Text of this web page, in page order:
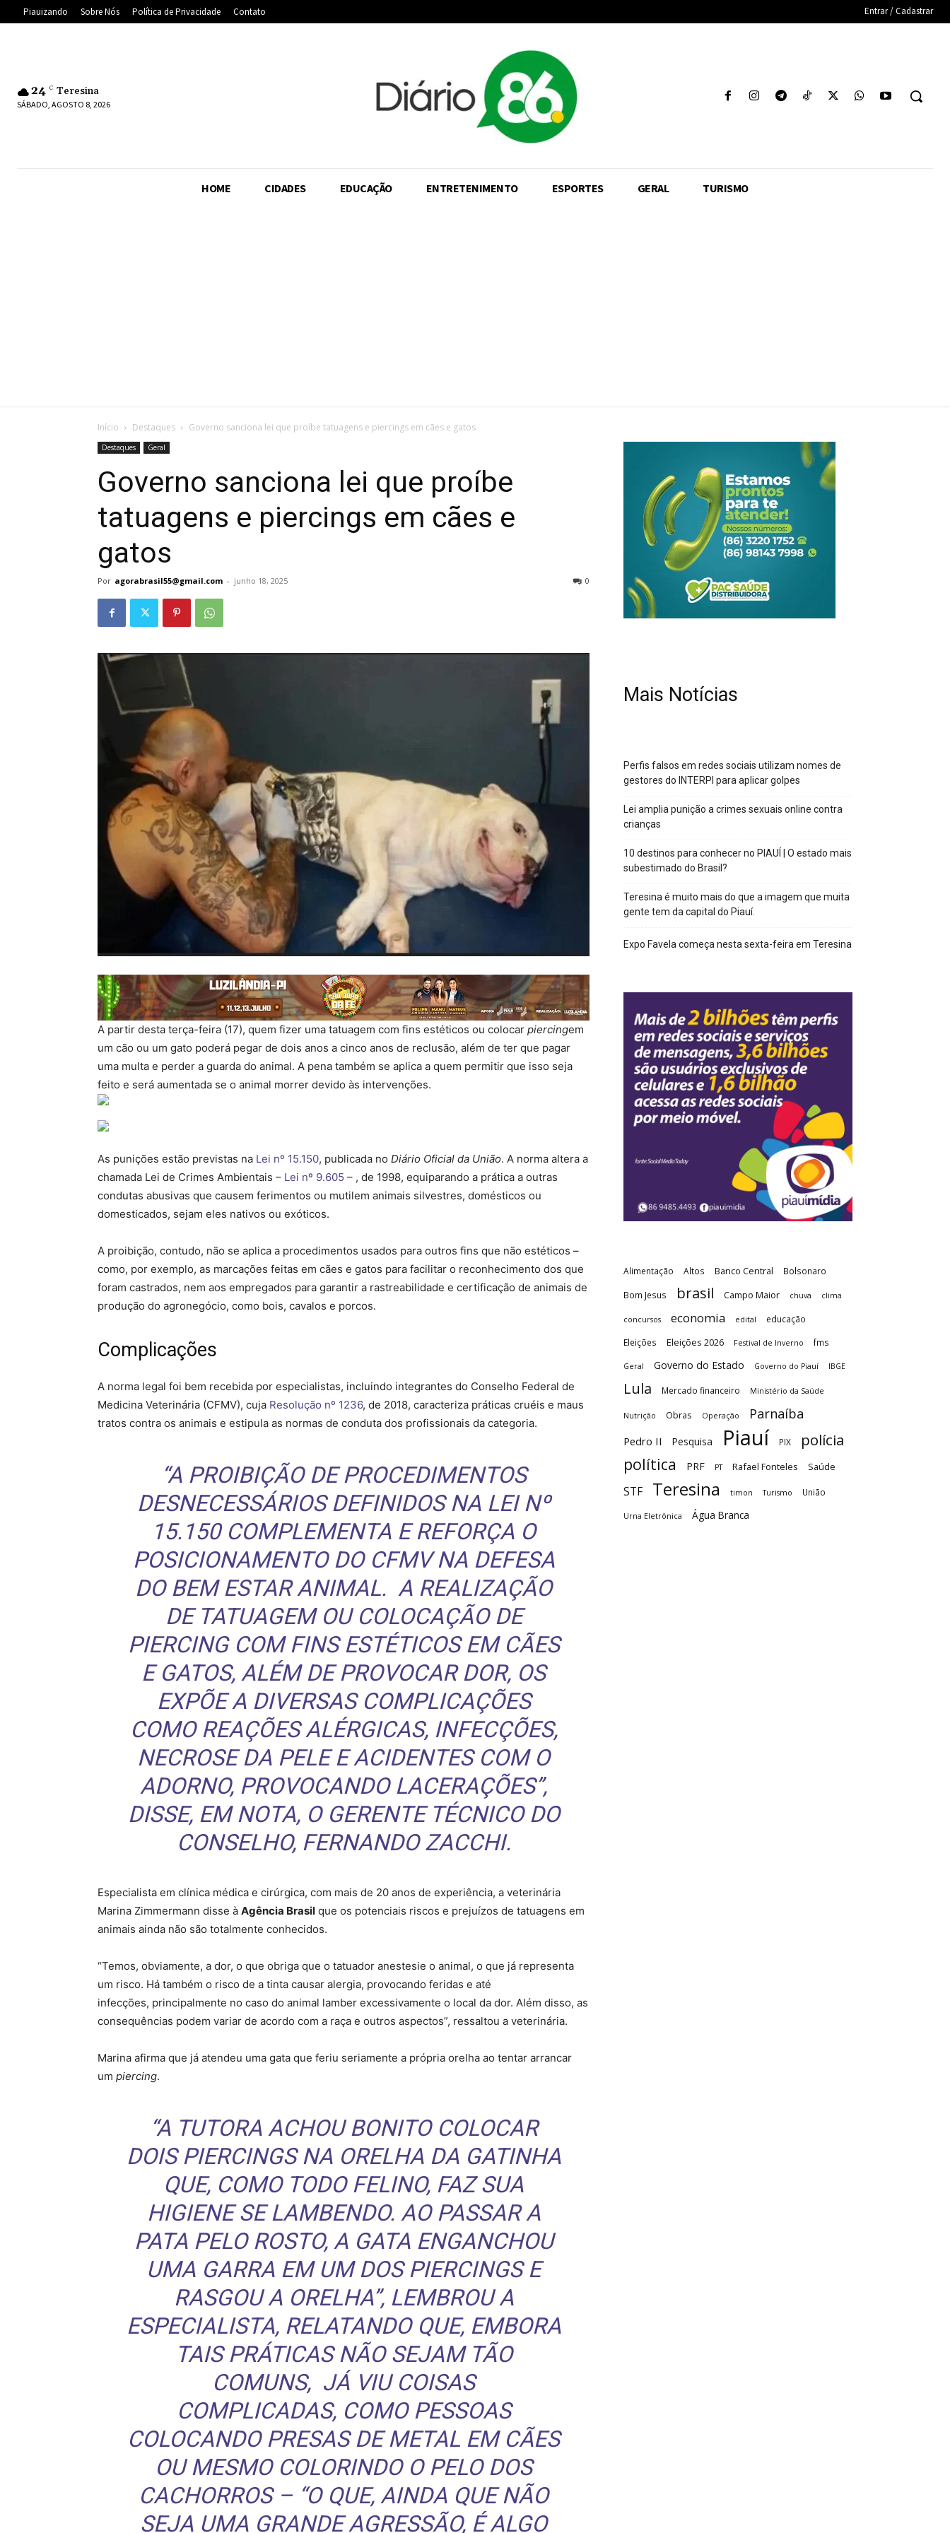
Piauizando Sobre Nós Política de Privacidade Contato Entrar / Cadastrar
24 C Teresina
SÁBADO, AGOSTO 8, 2026
HOME CIDADES EDUCAÇÃO ENTRETENIMENTO ESPORTES GERAL TURISMO
Início Destaques Governo sanciona lei que proíbe tatuagens e piercings em cães e gatos
Destaques Geral
Governo sanciona lei que proíbe
tatuagens e piercings em cães e
gatos
Por agorabrasil55@gmail.com - junho 18, 2025 0
A partir desta terça-feira (17), quem fizer uma tatuagem com fins estéticos ou colocar piercingem
um cão ou um gato poderá pegar de dois anos a cinco anos de reclusão, além de ter que pagar
uma multa e perder a guarda do animal. A pena também se aplica a quem permitir que isso seja
feito e será aumentada se o animal morrer devido às intervenções.
As punições estão previstas na Lei nº 15.150, publicada no Diário Oficial da União. A norma altera a
chamada Lei de Crimes Ambientais – Lei nº 9.605 – , de 1998, equiparando a prática a outras
condutas abusivas que causem ferimentos ou mutilem animais silvestres, domésticos ou
domesticados, sejam eles nativos ou exóticos.
A proibição, contudo, não se aplica a procedimentos usados para outros fins que não estéticos –
como, por exemplo, as marcações feitas em cães e gatos para facilitar o reconhecimento dos que
foram castrados, nem aos empregados para garantir a rastreabilidade e certificação de animais de
produção do agronegócio, como bois, cavalos e porcos.
Complicações
A norma legal foi bem recebida por especialistas, incluindo integrantes do Conselho Federal de
Medicina Veterinária (CFMV), cuja Resolução nº 1236, de 2018, caracteriza práticas cruéis e maus
tratos contra os animais e estipula as normas de conduta dos profissionais da categoria.
“A PROIBIÇÃO DE PROCEDIMENTOS
DESNECESSÁRIOS DEFINIDOS NA LEI Nº
15.150 COMPLEMENTA E REFORÇA O
POSICIONAMENTO DO CFMV NA DEFESA
DO BEM ESTAR ANIMAL. A REALIZAÇÃO
DE TATUAGEM OU COLOCAÇÃO DE
PIERCING COM FINS ESTÉTICOS EM CÃES
E GATOS, ALÉM DE PROVOCAR DOR, OS
EXPÕE A DIVERSAS COMPLICAÇÕES
COMO REAÇÕES ALÉRGICAS, INFECÇÕES,
NECROSE DA PELE E ACIDENTES COM O
ADORNO, PROVOCANDO LACERAÇÕES”,
DISSE, EM NOTA, O GERENTE TÉCNICO DO
CONSELHO, FERNANDO ZACCHI.
Especialista em clínica médica e cirúrgica, com mais de 20 anos de experiência, a veterinária
Marina Zimmermann disse à Agência Brasil que os potenciais riscos e prejuízos de tatuagens em
animais ainda não são totalmente conhecidos.
“Temos, obviamente, a dor, o que obriga que o tatuador anestesie o animal, o que já representa
um risco. Há também o risco de a tinta causar alergia, provocando feridas e até
infecções, principalmente no caso do animal lamber excessivamente o local da dor. Além disso, as
consequências podem variar de acordo com a raça e outros aspectos”, ressaltou a veterinária.
Marina afirma que já atendeu uma gata que feriu seriamente a própria orelha ao tentar arrancar
um piercing.
“A TUTORA ACHOU BONITO COLOCAR
DOISPIERCINGSNA ORELHA DA GATINHA
QUE, COMO TODO FELINO, FAZ SUA
HIGIENE SE LAMBENDO. AO PASSAR A
PATA PELO ROSTO, A GATA ENGANCHOU
UMA GARRA EM UM DOS PIERCINGS E
RASGOU A ORELHA”, LEMBROU A
ESPECIALISTA, RELATANDO QUE, EMBORA
TAIS PRÁTICAS NÃO SEJAM TÃO
COMUNS, JÁ VIU COISAS
COMPLICADAS, COMO PESSOAS
COLOCANDO PRESAS DE METAL EM CÃES
OU MESMO COLORINDO O PELO DOS
CACHORROS – “O QUE, AINDA QUE NÃO
SEJA UMA GRANDE AGRESSÃO, É ALGO
Mais Notícias
Perfis falsos em redes sociais utilizam nomes de
gestores do INTERPI para aplicar golpes
Lei amplia punição a crimes sexuais online contra
crianças
10 destinos para conhecer no PIAUÍ | O estado mais
subestimado do Brasil?
Teresina é muito mais do que a imagem que muita
gente tem da capital do Piauí.
Expo Favela começa nesta sexta-feira em Teresina
Alimentação Altos Banco Central Bolsonaro
Bom Jesus brasil Campo Maior chuva clima
concursos economia edital educação
Eleições Eleições 2026 Festival de Inverno fms
Geral Governo do Estado Governo do Piauí IBGE
Lula Mercado financeiro Ministério da Saúde
Nutrição Obras Operação Parnaíba
Pedro II Pesquisa Piauí PIX polícia
política PRF PT Rafael Fonteles Saúde
STF Teresina timon Turismo União
Urna Eletrônica Água Branca